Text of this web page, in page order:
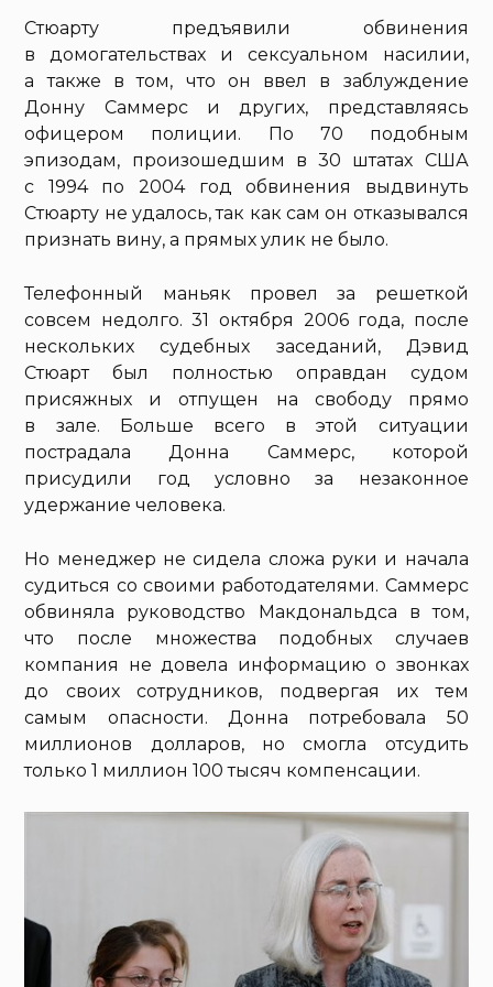
Стюарту предъявили обвинения
в домогательствах и сексуальном насилии,
а также в том, что он ввел в заблуждение
Донну Саммерс и других, представляясь
офицером полиции. По 70 подобным
эпизодам, произошедшим в 30 штатах США
с 1994 по 2004 год обвинения выдвинуть
Стюарту не удалось, так как сам он отказывался
признать вину, а прямых улик не было.
Телефонный маньяк провел за решеткой
совсем недолго. 31 октября 2006 года, после
нескольких судебных заседаний, Дэвид
Стюарт был полностью оправдан судом
присяжных и отпущен на свободу прямо
в зале. Больше всего в этой ситуации
пострадала Донна Саммерс, которой
присудили год условно за незаконное
удержание человека.
Но менеджер не сидела сложа руки и начала
судиться со своими работодателями. Саммерс
обвиняла руководство Макдональдса в том,
что после множества подобных случаев
компания не довела информацию о звонках
до своих сотрудников, подвергая их тем
самым опасности. Донна потребовала 50
миллионов долларов, но смогла отсудить
только 1 миллион 100 тысяч компенсации.